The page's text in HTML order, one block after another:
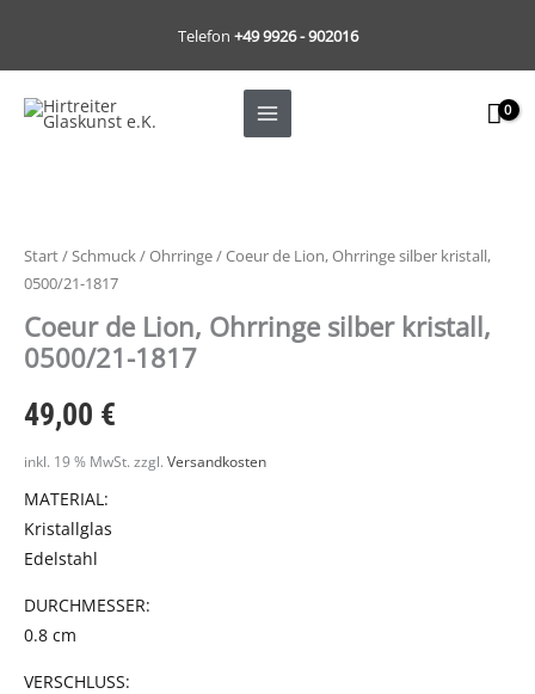
springen
Telefon +49 9926 - 902016
Start/Schmuck/Ohrringe/ Coeur de Lion, Ohrringe silber kristall,
0500/21-1817
Coeur de Lion, Ohrringe silber kristall,
0500/21-1817
49,00 €
inkl. 19 % MwSt. zzgl. Versandkosten
MATERIAL:
Kristallglas
Edelstahl
DURCHMESSER:
0.8 cm
VERSCHLUSS: